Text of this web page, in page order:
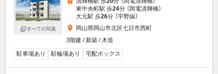
すべての写真
東中央町駅 歩24分 （岡電清輝橋）
大元駅 歩26分 （宇野線）
岡山県岡山市北区七日市西町
3階建 / 新築 / 木造
駐車場あり
駐輪場あり 宅配ボックス